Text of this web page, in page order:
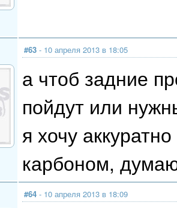
#63 - 10 апреля 2013 в 18:05
а чтоб задние
пойдут или
я хочу
карбоном,
#64 - 10 апреля 2013 в 18:09